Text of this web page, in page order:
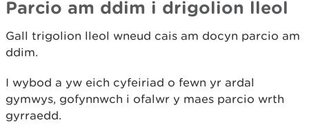
Parcio am ddim i drigolion lleol
Gall trigolion lleol wneud cais am docyn parcio am
ddim.
I wybod a yw eich cyfeiriad o fewn yr ardal
gymwys, gofynnwch i ofalwr y maes parcio wrth
gyrraedd.